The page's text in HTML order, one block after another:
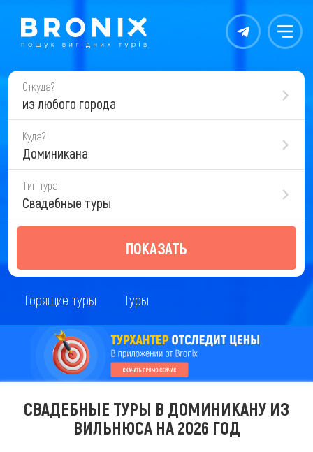
Контакты Меню
Откуда?
из любого города
Куда?
Доминикана
Тип тура
Свадебные туры
ПОКАЗАТЬ
Горящие туры Туры
СВАДЕБНЫЕ ТУРЫ В ДОМИНИКАНУ ИЗ
ВИЛЬНЮСА НА 2026 ГОД